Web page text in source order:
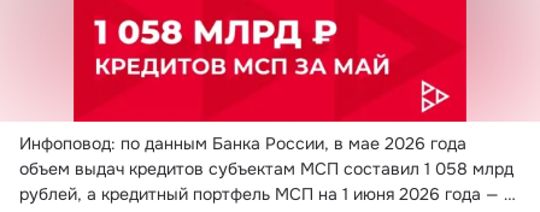
Инфоповод: по данным Банка России, в мае 2026 года
объем выдач кредитов субъектам МСП составил 1 058 млрд
рублей, а кредитный портфель МСП на 1 июня 2026 года — 15